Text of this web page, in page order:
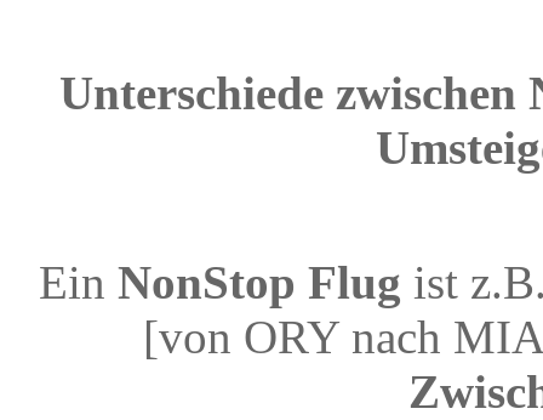
Unterschiede
Ein NonStop Flug ist
[von ORY nach